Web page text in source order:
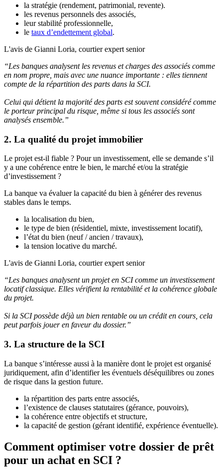
la stratégie (rendement, patrimonial, revente).
les revenus personnels des associés,
leur stabilité professionnelle,
le taux d’endettement global.
L'avis de Gianni Loria, courtier expert senior
“Les banques analysent les revenus et charges des associés comme
en nom propre, mais avec une nuance importante : elles tiennent
compte de la répartition des parts dans la SCI.
Celui qui détient la majorité des parts est souvent considéré comme
le porteur principal du risque, même si tous les associés sont
analysés ensemble.”
2. La qualité du projet immobilier
Le projet est-il fiable ? Pour un investissement, elle se demande s’il
y a une cohérence entre le bien, le marché et/ou la stratégie
d’investissement ?
La banque va évaluer la capacité du bien à générer des revenus
stables dans le temps.
la localisation du bien,
le type de bien (résidentiel, mixte, investissement locatif),
l’état du bien (neuf / ancien / travaux),
la tension locative du marché.
L'avis de Gianni Loria, courtier expert senior
“Les banques analysent un projet en SCI comme un investissement
locatif classique. Elles vérifient la rentabilité et la cohérence globale
du projet.
Si la SCI possède déjà un bien rentable ou un crédit en cours, cela
peut parfois jouer en faveur du dossier.”
3. La structure de la SCI
La banque s’intéresse aussi à la manière dont le projet est organisé
juridiquement, afin d’identifier les éventuels déséquilibres ou zones
de risque dans la gestion future.
la répartition des parts entre associés,
l’existence de clauses statutaires (gérance, pouvoirs),
la cohérence entre objectifs et structure,
la capacité de gestion (gérant identifié, expérience éventuelle).
Comment optimiser votre dossier de prêt
pour un achat en SCI ?